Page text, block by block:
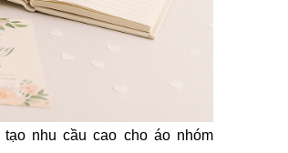
nhu cầu cao cho áo nhóm